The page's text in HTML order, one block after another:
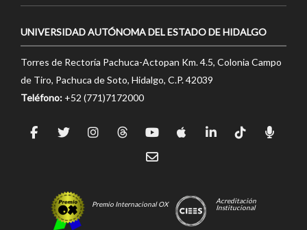
UNIVERSIDAD AUTÓNOMA DEL ESTADO DE HIDALGO
Torres de Rectoría Pachuca-Actopan Km. 4.5, Colonia Campo
de Tiro, Pachuca de Soto, Hidalgo, C.P. 42039
Teléfono: +52 (771)7172000
Premio Internacional OX
Acreditación
Institucional